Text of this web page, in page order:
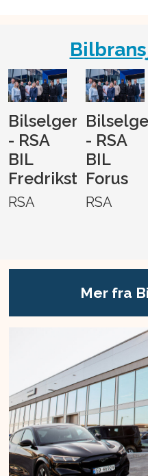
Bilselger
- RSA
BIL
Fredrikstad
RSA
- RSA
BIL
Forus
RSA
Mer fra